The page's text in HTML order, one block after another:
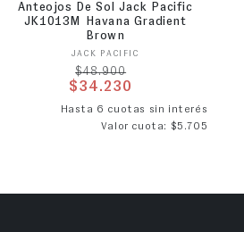
Anteojos De Sol Jack Pacific
JK1013M Havana Gradient
Brown
Proveedor:
JACK PACIFIC
Precio habitual
$48.900
$34.230
Precio de oferta
Hasta 6 cuotas sin interés
Valor cuota: $5.705